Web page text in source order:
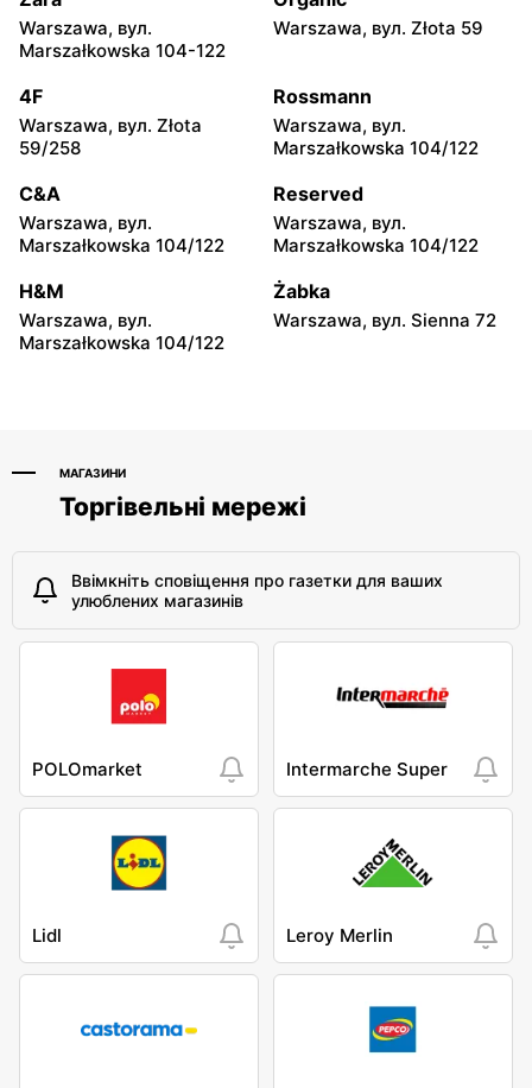
Smyk
Henryka Sienkiewicza 46
Smyk
вул. Warszawska 36
Smyk
Warszawska 63A
Smyk
50
Smyk
Warszawska 119
Smyk
28
Smyk Smyk
Warszawa, вул.
Marszałkowska 104-122
Warszawa, вул. Złota 59
4F
Warszawa, вул. Złota
59/258
Rossmann
Warszawa, вул.
Marszałkowska 104/122
C&A
Warszawa, вул.
Marszałkowska 104/122
Reserved
Warszawa, вул.
Marszałkowska 104/122
H&M
Warszawa, вул.
Marszałkowska 104/122
Żabka
Warszawa, вул. Sienna 72
МАГАЗИНИ
Торгівельні мережі
Ввімкніть сповіщення про газетки для ваших
улюблених магазинів
POLOmarket Intermarche Super
Lidl Leroy Merlin